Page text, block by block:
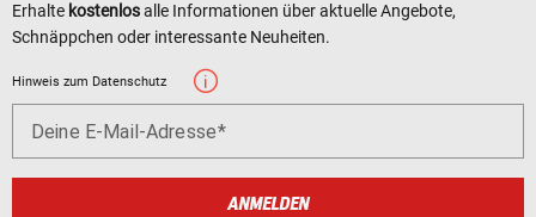
Erhalte kostenlosalle Informationen über aktuelle Angebote,
Schnäppchen oder interessante Neuheiten.
Hinweis zum Datenschutz
Deine E-Mail-Adresse
ANMELDEN